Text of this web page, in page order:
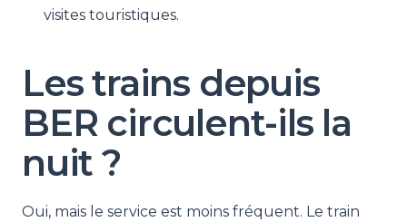
visites touristiques.
Les trains depuis
BER circulent-ils la
nuit ?
Oui, mais le service est moins fréquent. Le train